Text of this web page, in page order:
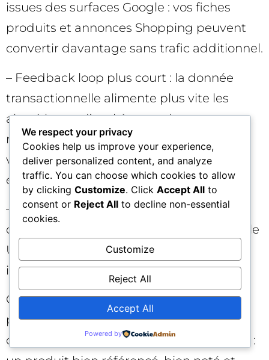
issues des surfaces Google : vos fiches
produits et annonces Shopping peuvent
convertir davantage sans trafic additionnel.
– Feedback loop plus court : la donnée
transactionnelle alimente plus vite les
algorithmes d’enchères et de
recommandation, ce qui peut améliorer
vos performances en SEA et dans les
expériences assistées par l’IA.
– Différenciation concurrentielle : si vos
concurrents tardent à adopter le protocole
UCP, vous profitez d’un avantage
immédiat en expérience utilisateur.
Côté SEO pur, continuez d’optimiser vos
pages produits pour capter la demande
organique, mais pensez “plein entonnoir” :
We respect your privacy
Cookies help us improve your experience,
deliver personalized content, and analyze
traffic. You can choose which cookies to allow
by clicking Customize. Click Accept All to
consent or Reject All to decline non-essential
cookies.
Customize
Reject All
Accept All
Powered by